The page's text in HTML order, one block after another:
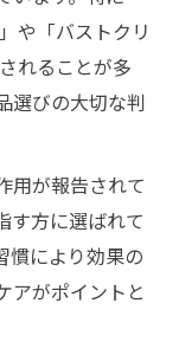
や「バストクリ
れることが多
選びの大切な判
用が報告されて
す方に選ばれて
慣により効果の
アがポイントと